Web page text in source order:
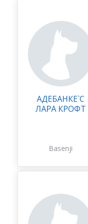
АДЕБАНКЕ`С
ЛАРА КРОФТ
Basenji